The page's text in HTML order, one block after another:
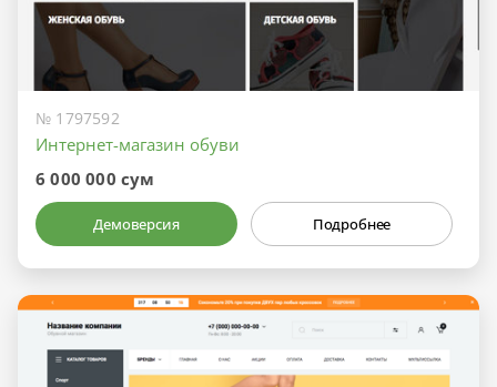
№ 1797592
Интернет-магазин обуви
6 000 000 сум
Демоверсия Подробнее